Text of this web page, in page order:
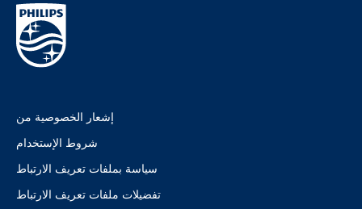
إشعار الخصوصية من
شروط الإستخدام
سياسة بملفات تعريف الارتباط
تفضيلات ملفات تعريف الارتباط